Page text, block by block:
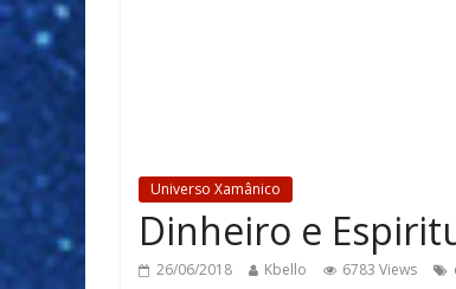
Universo Xamânico
Dinheiro e
26/06/2018 Kbello 6783 Views